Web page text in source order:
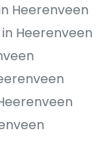
Heerenveen
Heerenveen